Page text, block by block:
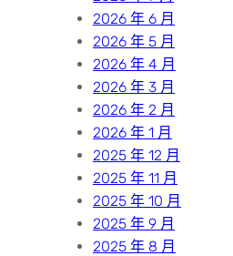
2026 年 6 月
2026 年 5 月
2026 年 4 月
2026 年 3 月
2026 年 2 月
2026 年 1 月
2025 年 12 月
2025 年 11 月
2025 年 10 月
2025 年 9 月
2025 年 8 月